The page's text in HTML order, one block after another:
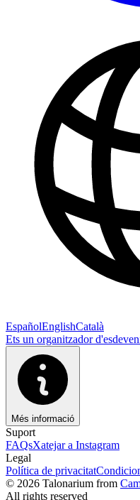
EspañolEnglishCatalà
Ets un organitzador
Més informació
Suport
FAQsXatejar a Instagram
Legal
Política de privacitat
© 2026 Talonarium from
All rights reserved